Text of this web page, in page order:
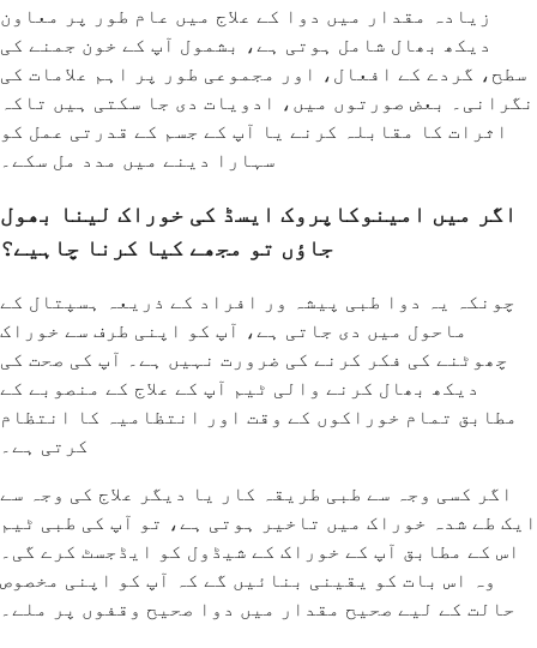
زیادہ مقدار میں دوا کے علاج میں عام طور پر معاون
دیکھ بھال شامل ہوتی ہے، بشمول آپ کے خون جمنے کی
سطح، گردے کے افعال، اور مجموعی طور پر اہم علامات کی
نگرانی۔ بعض صورتوں میں، ادویات دی جا سکتی ہیں تاکہ
اثرات کا مقابلہ کرنے یا آپ کے جسم کے قدرتی عمل کو
سہارا دینے میں مدد مل سکے۔
اگر میں امینوکاپروک ایسڈ کی خوراک لینا بھول
جاؤں تو مجھے کیا کرنا چاہیے؟
چونکہ یہ دوا طبی پیشہ ور افراد کے ذریعہ ہسپتال کے
ماحول میں دی جاتی ہے، آپ کو اپنی طرف سے خوراک
چھوٹنے کی فکر کرنے کی ضرورت نہیں ہے۔ آپ کی صحت کی
دیکھ بھال کرنے والی ٹیم آپ کے علاج کے منصوبے کے
مطابق تمام خوراکوں کے وقت اور انتظامیہ کا انتظام
کرتی ہے۔
اگر کسی وجہ سے طبی طریقہ کار یا دیگر علاج کی وجہ سے
ایک طے شدہ خوراک میں تاخیر ہوتی ہے، تو آپ کی طبی ٹیم
اس کے مطابق آپ کے خوراک کے شیڈول کو ایڈجسٹ کرے گی۔
وہ اس بات کو یقینی بنائیں گے کہ آپ کو اپنی مخصوص
حالت کے لیے صحیح مقدار میں دوا صحیح وقفوں پر ملے۔